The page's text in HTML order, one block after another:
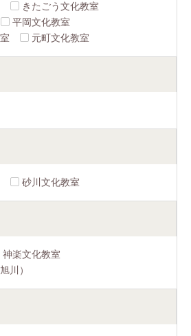
きたごう文化教室
平岡文化教室
元町文化教室
砂川文化教室
神楽文化教室
川）